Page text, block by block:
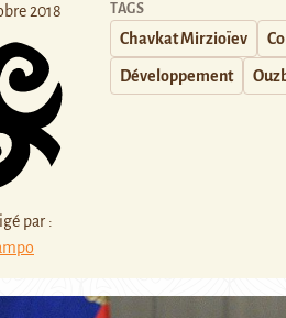
2018
par :
TAGS
Chavkat Mirzioïev
Développement